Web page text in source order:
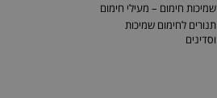
שמיכות חימום – מעילי חימום
תנורים לחימום שמיכות
וסדינים